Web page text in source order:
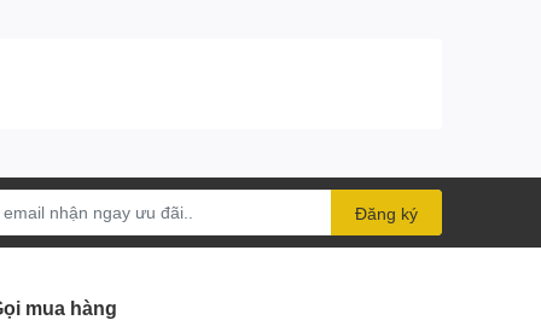
Đăng ký
mua hàng